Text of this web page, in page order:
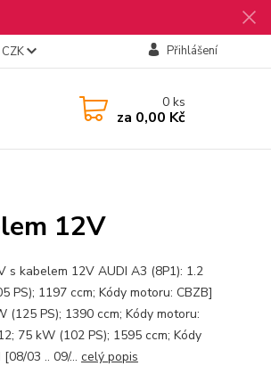
CZK Přihlášení
0ks
za 0,00 Kč
12V
kabelem 12V AUDI A3 (8P1): 1.2
PS); 1197 ccm; Kódy motoru: CBZB]
(125 PS); 1390 ccm; Kódy motoru:
75 kW (102 PS); 1595 ccm; Kódy
03 .. 09/... celý popis